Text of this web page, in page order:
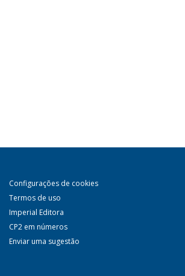
Configurações de cookies
Termos de uso
Imperial Editora
CP2 em números
Enviar uma sugestão